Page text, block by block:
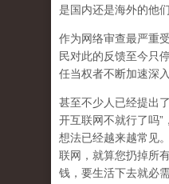
是国内还是海外的他
作为网络审查最严重
民对此的反馈至今只
任当权者不断加速深入
甚至不少人已经提出
开互联网不就行了吗”
想法已经越来越常见
联网，就算您扔掉所
钱，要生活下去就必